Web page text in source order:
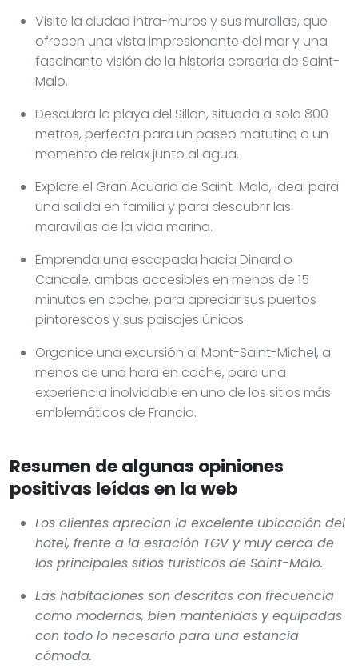
Visite la ciudad intra-muros y sus murallas, que
ofrecen una vista impresionante del mar y una
fascinante visión de la historia corsaria de Saint-
Malo.
Descubra la playa del Sillon, situada a solo 800
metros, perfecta para un paseo matutino o un
momento de relax junto al agua.
Explore el Gran Acuario de Saint-Malo, ideal para
una salida en familia y para descubrir las
maravillas de la vida marina.
Emprenda una escapada hacia Dinard o
Cancale, ambas accesibles en menos de 15
minutos en coche, para apreciar sus puertos
pintorescos y sus paisajes únicos.
Organice una excursión al Mont-Saint-Michel, a
menos de una hora en coche, para una
experiencia inolvidable en uno de los sitios más
emblemáticos de Francia.
Resumen de algunas opiniones
positivas leídas en la web
Los clientes aprecian la excelente ubicación del
hotel, frente a la estación TGV y muy cerca de
los principales sitios turísticos de Saint-Malo.
Las habitaciones son descritas con frecuencia
como modernas, bien mantenidas y equipadas
con todo lo necesario para una estancia
cómoda.